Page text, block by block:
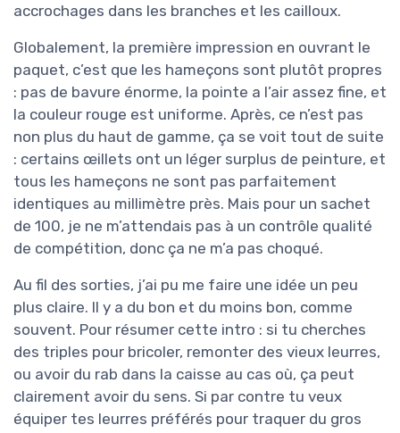
accrochages dans les branches et les cailloux.
Globalement, la première impression en ouvrant le
paquet, c’est que les hameçons sont plutôt propres
: pas de bavure énorme, la pointe a l’air assez fine, et
la couleur rouge est uniforme. Après, ce n’est pas
non plus du haut de gamme, ça se voit tout de suite
: certains œillets ont un léger surplus de peinture, et
tous les hameçons ne sont pas parfaitement
identiques au millimètre près. Mais pour un sachet
de 100, je ne m’attendais pas à un contrôle qualité
de compétition, donc ça ne m’a pas choqué.
Au fil des sorties, j’ai pu me faire une idée un peu
plus claire. Il y a du bon et du moins bon, comme
souvent. Pour résumer cette intro : si tu cherches
des triples pour bricoler, remonter des vieux leurres,
ou avoir du rab dans la caisse au cas où, ça peut
clairement avoir du sens. Si par contre tu veux
équiper tes leurres préférés pour traquer du gros